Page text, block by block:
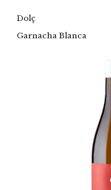
Dolç
Garnacha Blanca